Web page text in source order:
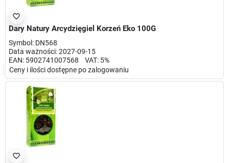
favorite_border
Dary Natury Arcydzięgiel Korzeń Eko 100G
Symbol: DN568
Data ważności: 2027-09-15
EAN: 5902741007568 VAT: 5%
Ceny i ilości dostępne po zalogowaniu
favorite_border